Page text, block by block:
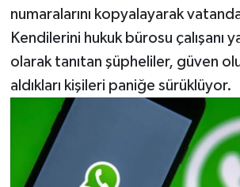
numaralarını kopyalayarak
Kendilerini hukuk bürosu çalışanı
olarak tanıtan şüpheliler, güven
aldıkları kişileri paniğe sürüklüyor.